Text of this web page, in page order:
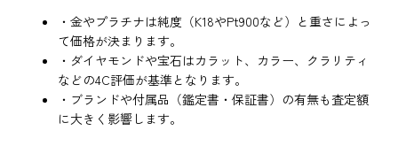
・金やプラチナは純度（K18やPt900など）と重さによっ
て価格が決まります。
・ダイヤモンドや宝石はカラット、カラー、クラリティ
などの4C評価が基準となります。
・ブランドや付属品（鑑定書・保証書）の有無も査定額
に大きく影響します。